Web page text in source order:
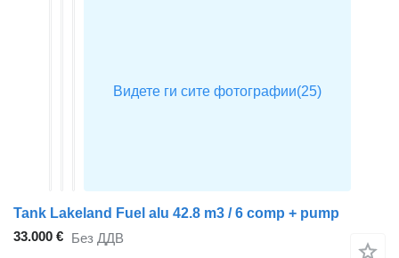
Tank Lakeland Fuel alu 42.8 m3 / 6 comp + pump
33.000 € Без ДДВ